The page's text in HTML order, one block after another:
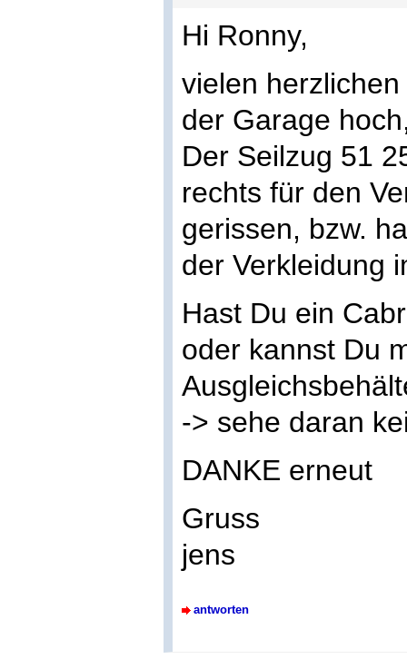
Hi Ronny,
vielen
der Garage
Der Seilzug 51
rechts für den
gerissen, bzw.
der Verkleidung
Hast Du ein
oder kannst Du
-> sehe daran
DANKE erneut
Gruss
jens
antworten